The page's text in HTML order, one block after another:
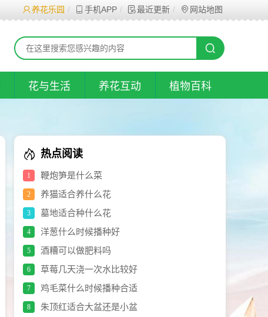
养花乐园 手机APP 最近更新 网站地图
花与生活 养花互动 植物百科
热点阅读
1 鞭炮笋是什么菜
2 养猫适合养什么花
3 墓地适合种什么花
4 洋葱什么时候播种好
5 酒糟可以做肥料吗
6 草莓几天浇一次水比较好
7 鸡毛菜什么时候播种合适
8 朱顶红适合大盆还是小盆